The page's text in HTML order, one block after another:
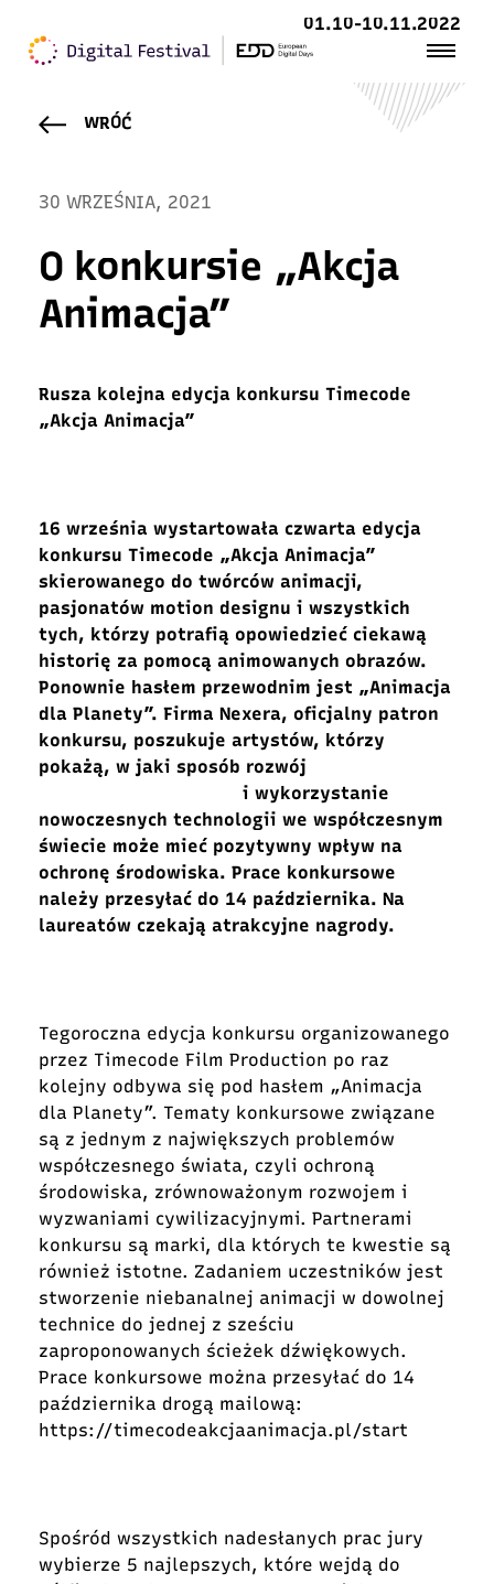
01.10-10.11.2022
WRÓĆ
30 WRZEŚNIA, 2021
O konkursie „Akcja
Animacja”
Rusza kolejna edycja konkursu Timecode
„Akcja Animacja”
16 września wystartowała czwarta edycja
konkursu Timecode „Akcja Animacja”
skierowanego do twórców animacji,
pasjonatów motion designu i wszystkich
tych, którzy potrafią opowiedzieć ciekawą
historię za pomocą animowanych obrazów.
Ponownie hasłem przewodnim jest „Animacja
dla Planety”. Firma Nexera, oficjalny patron
konkursu, poszukuje artystów, którzy
pokażą, w jaki sposób rozwój
i wykorzystanie
nowoczesnych technologii we współczesnym
świecie może mieć pozytywny wpływ na
ochronę środowiska. Prace konkursowe
należy przesyłać do 14 października. Na
laureatów czekają atrakcyjne nagrody.
Tegoroczna edycja konkursu organizowanego
przez Timecode Film Production po raz
kolejny odbywa się pod hasłem „Animacja
dla Planety”. Tematy konkursowe związane
są z jednym z największych problemów
współczesnego świata, czyli ochroną
środowiska, zrównoważonym rozwojem i
wyzwaniami cywilizacyjnymi. Partnerami
konkursu są marki, dla których te kwestie są
również istotne. Zadaniem uczestników jest
stworzenie niebanalnej animacji w dowolnej
technice do jednej z sześciu
zaproponowanych ścieżek dźwiękowych.
Prace konkursowe można przesyłać do 14
października drogą mailową:
https://timecodeakcjaanimacja.pl/start
Spośród wszystkich nadesłanych prac jury
wybierze 5 najlepszych, które wejdą do